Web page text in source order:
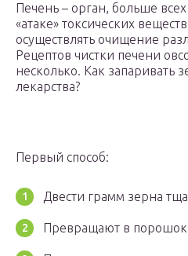
Печень – орган, больше
«атаке» токсических
осуществлять очищение
Рецептов чистки печени
несколько. Как запаривать
лекарства?
Первый способ:
Двести грамм зерна
Превращают в